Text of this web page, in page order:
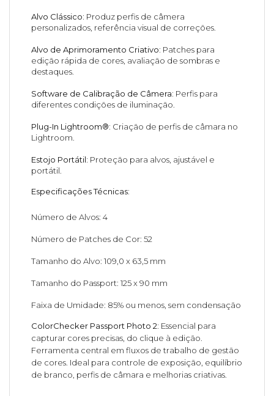
Alvo Clássico: Produz perfis de câmera
personalizados, referência visual de correções.
Alvo de Aprimoramento Criativo: Patches para
edição rápida de cores, avaliação de sombras e
destaques.
Software de Calibração de Câmera: Perfis para
diferentes condições de iluminação.
Plug-In Lightroom®: Criação de perfis de câmara no
Lightroom.
Estojo Portátil: Proteção para alvos, ajustável e
portátil.
Especificações Técnicas:
Número de Alvos: 4
Número de Patches de Cor: 52
Tamanho do Alvo: 109,0 x 63,5 mm
Tamanho do Passport: 125 x 90 mm
Faixa de Umidade: 85% ou menos, sem condensação
ColorChecker Passport Photo 2: Essencial para
capturar cores precisas, do clique à edição.
Ferramenta central em fluxos de trabalho de gestão
de cores. Ideal para controle de exposição, equilíbrio
de branco, perfis de câmara e melhorias criativas.